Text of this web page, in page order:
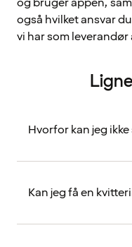
og bruger appen,
også hvilket ansvar
vi har som
Hvorfor kan jeg
Kan jeg få en